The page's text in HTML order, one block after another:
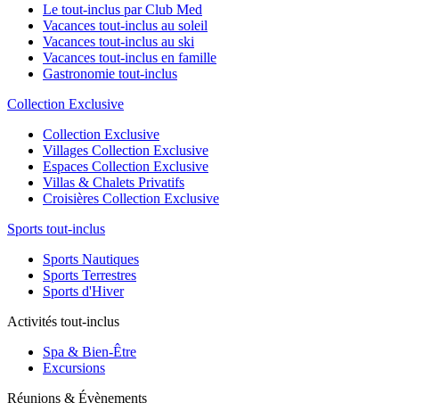
Le tout-inclus par Club Med
Vacances tout-inclus au soleil
Vacances tout-inclus au ski
Vacances tout-inclus en famille
Gastronomie tout-inclus
Collection Exclusive
Collection Exclusive
Villages Collection Exclusive
Espaces Collection Exclusive
Villas & Chalets Privatifs
Croisières Collection Exclusive
Sports tout-inclus
Sports Nautiques
Sports Terrestres
Sports d'Hiver
Activités tout-inclus
Spa & Bien-Être
Excursions
Réunions & Évènements